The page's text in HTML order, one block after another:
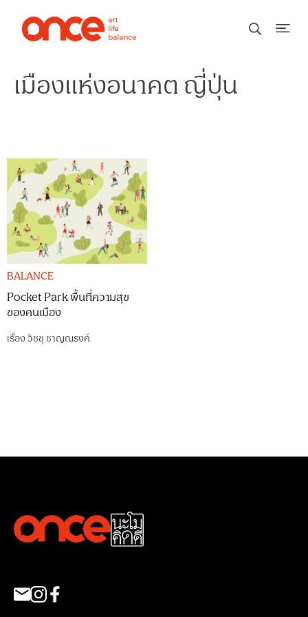
เมืองแห่งอนาคต ญี่ปุ่น
BALANCE
Pocket Park พื้นที่ความสุข
ของคนเมือง
เรื่องวิชชุ ชาญณรงค์